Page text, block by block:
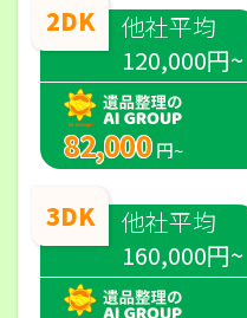
2DK
他社平均
120,000円~
82,000 円~
3DK
他社平均
160,000円~